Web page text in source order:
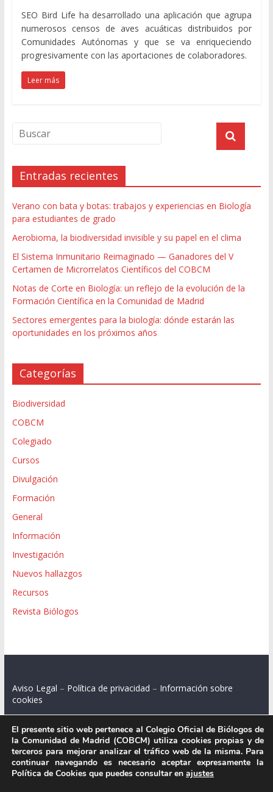
SEO Bird Life ha desarrollado una aplicación que agrupa
numerosos censos de aves acuáticas distribuidos por
Comunidades Autónomas y que se va enriqueciendo
progresivamente con las aportaciones de colaboradores.
Leer más
Entradas recientes
Verano con bata y botas: trabajos y experiencias en Biología
para estudiantes de grado
Aerobioma, la biodiversidad invisible y su papel en el clima
El Sistema Inmunitario Reimaginado — Ganadores del V
Certamen de Microrrelatos Científicos del COBCM
Notas de Corte en Biología: un reflejo de la evolución de la
Formación Científica en la Comunidad de Madrid
Sectores emergentes para la biología: dónde estarán las
oportunidades en los próximos años
Categorías
Biodiversidad
COBCM
Colegiado
Cursos
Divulgación
Formación
General
Información
Investigación
Nuevos hallazgos
Recursos
Revista Biólogos
Aviso Legal – Política de privacidad – Información sobre
cookies
Colegio Oficial de Biólogos de la Comunidad de Madrid.
C/ Santa Engracia 108, 2º int.izq. 28003 Madrid.
El presente sitio web pertenece al Colegio Oficial de Biólogos de
la Comunidad de Madrid (COBCM) utiliza cookies propias y de
terceros para mejorar analizar el tráfico web de la misma. Para
continuar navegando es necesario aceptar expresamente la
Política de Cookies que puedes consultar en ajustes